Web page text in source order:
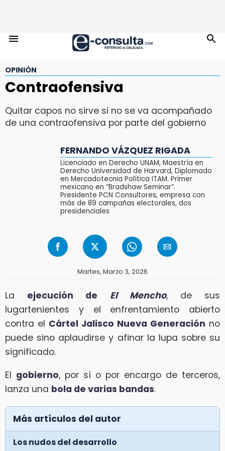
OPINIÓN
Contraofensiva
Quitar capos no sirve si no se va acompañado
de una contraofensiva por parte del gobierno
FERNANDO VÁZQUEZ RIGADA
Licenciado en Derecho UNAM, Maestría en
Derecho Universidad de Harvard, Diplomado
en Mercadotecnia Política ITAM. Primer
mexicano en “Bradshaw Seminar”.
Presidente PCN Consultores, empresa con
más de 89 campañas electorales, dos
presidenciales
Martes, Marzo 3, 2026
La ejecución de El Mencho, de sus
lugartenientes y el enfrentamiento abierto
contra el Cártel Jalisco Nueva Generación no
puede sino aplaudirse y afinar la lupa sobre su
significado.
El gobierno, por sí o por encargo de terceros,
lanza una bola de varias bandas.
Más artículos del autor
Los nudos del desarrollo